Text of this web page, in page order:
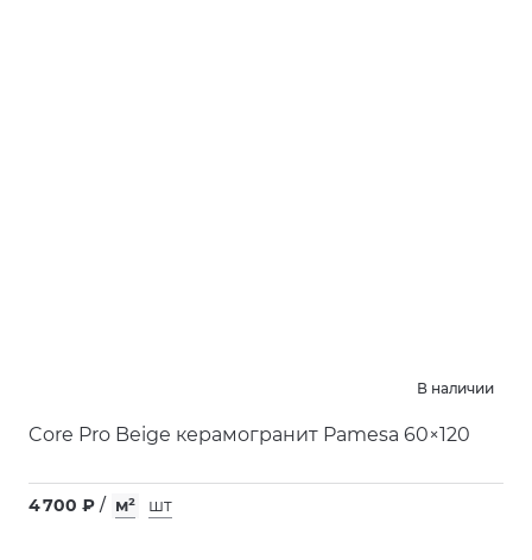
В наличии
Core Pro Beige керамогранит Pamesa 60×120
4 700 ₽ / м² шт